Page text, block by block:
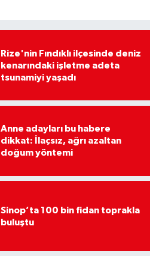
Rize'nin Fındıklı ilçesinde deniz
kenarındaki işletme adeta
tsunamiyi yaşadı
Anne adayları bu habere
dikkat: İlaçsız, ağrı azaltan
doğum yöntemi
Sinop’ta 100 bin fidan toprakla
buluştu